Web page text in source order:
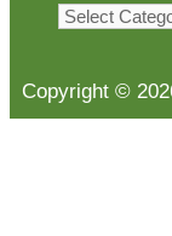
Kategorier
Copyright ©